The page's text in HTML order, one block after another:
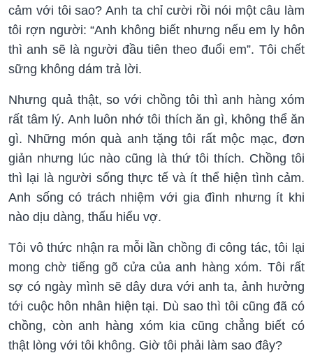
cảm với tôi sao? Anh ta chỉ cười rồi nói một câu làm
tôi rợn người: “Anh không biết nhưng nếu em ly hôn
thì anh sẽ là người đầu tiên theo đuổi em”. Tôi chết
sững không dám trả lời.
Nhưng quả thật, so với chồng tôi thì anh hàng xóm
rất tâm lý. Anh luôn nhớ tôi thích ăn gì, không thể ăn
gì. Những món quà anh tặng tôi rất mộc mạc, đơn
giản nhưng lúc nào cũng là thứ tôi thích. Chồng tôi
thì lại là người sống thực tế và ít thể hiện tình cảm.
Anh sống có trách nhiệm với gia đình nhưng ít khi
nào dịu dàng, thấu hiểu vợ.
Tôi vô thức nhận ra mỗi lần chồng đi công tác, tôi lại
mong chờ tiếng gõ cửa của anh hàng xóm. Tôi rất
sợ có ngày mình sẽ dây dưa với anh ta, ảnh hưởng
tới cuộc hôn nhân hiện tại. Dù sao thì tôi cũng đã có
chồng, còn anh hàng xóm kia cũng chẳng biết có
thật lòng với tôi không. Giờ tôi phải làm sao đây?